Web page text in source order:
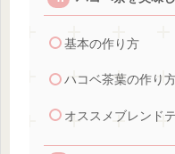
基本の作り方
ハコベ茶葉の作り
オススメブレンド